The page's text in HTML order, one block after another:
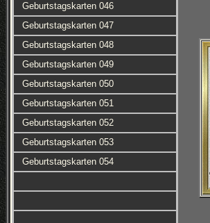
Geburtstagskarten 046
Geburtstagskarten 047
Geburtstagskarten 048
Geburtstagskarten 049
Geburtstagskarten 050
Geburtstagskarten 051
Geburtstagskarten 052
Geburtstagskarten 053
Geburtstagskarten 054